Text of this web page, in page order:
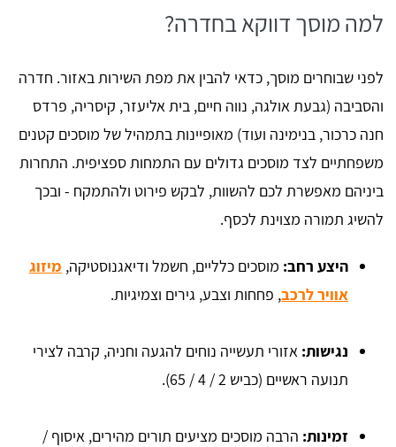
למה מוסך דווקא בחדרה?
לפני שבוחרים מוסך, כדאי להבין את מפת השירות באזור. חדרה
והסביבה (גבעת אולגה, נווה חיים, בית אליעזר, קיסריה, פרדס
חנה כרכור, בנימינה ועוד) מאופיינות בתמהיל של מוסכים קטנים
משפחתיים לצד מוסכים גדולים עם התמחות ספציפית. התחרות
ביניהם מאפשרת לכם להשוות, לבקש פירוט ולהתמקח - ובכך
להשיג תמורה מצוינת לכסף.
היצע רחב: מוסכים כלליים, חשמל ודיאגנוסטיקה, מיזוג
אוויר לרכב, פחחות וצבע, גירים וצמיגיות.
נגישות: אזורי תעשייה נוחים להגעה וחניה, קרבה לצירי
תנועה ראשיים (כביש 2 / 4 / 65).
זמינות: הרבה מוסכים מציעים תורים מהירים, איסוף /